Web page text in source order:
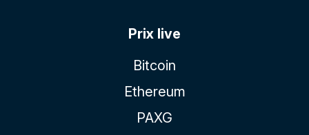
Prix live
Bitcoin
Ethereum
PAXG